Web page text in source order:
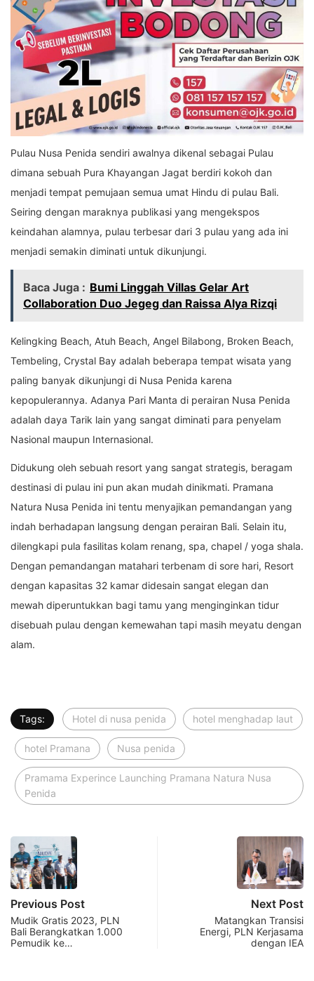
Pulau Nusa Penida sendiri awalnya dikenal sebagai Pulau
dimana sebuah Pura Khayangan Jagat berdiri kokoh dan
menjadi tempat pemujaan semua umat Hindu di pulau Bali.
Seiring dengan maraknya publikasi yang mengekspos
keindahan alamnya, pulau terbesar dari 3 pulau yang ada ini
menjadi semakin diminati untuk dikunjungi.
Baca Juga : Bumi Linggah Villas Gelar Art
Collaboration Duo Jegeg dan Raissa Alya Rizqi
Kelingking Beach, Atuh Beach, Angel Bilabong, Broken Beach,
Tembeling, Crystal Bay adalah beberapa tempat wisata yang
paling banyak dikunjungi di Nusa Penida karena
kepopulerannya. Adanya Pari Manta di perairan Nusa Penida
adalah daya Tarik lain yang sangat diminati para penyelam
Nasional maupun Internasional.
Didukung oleh sebuah resort yang sangat strategis, beragam
destinasi di pulau ini pun akan mudah dinikmati. Pramana
Natura Nusa Penida ini tentu menyajikan pemandangan yang
indah berhadapan langsung dengan perairan Bali. Selain itu,
dilengkapi pula fasilitas kolam renang, spa, chapel / yoga shala.
Dengan pemandangan matahari terbenam di sore hari, Resort
dengan kapasitas 32 kamar didesain sangat elegan dan
mewah diperuntukkan bagi tamu yang menginginkan tidur
disebuah pulau dengan kemewahan tapi masih meyatu dengan
alam.
Tags: Hotel di nusa penida hotel menghadap laut
hotel Pramana Nusa penida
Pramama Experince Launching Pramana Natura Nusa
Penida
Previous Post
Mudik Gratis 2023, PLN
Bali Berangkatkan 1.000
Pemudik ke…
Next Post
Matangkan Transisi
Energi, PLN Kerjasama
dengan IEA